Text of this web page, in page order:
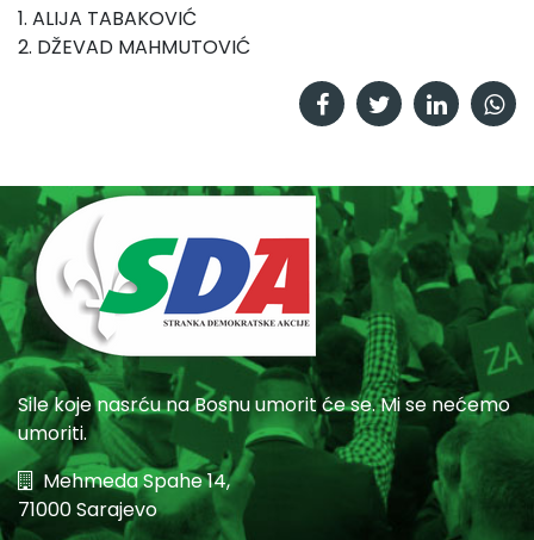
1. ALIJA TABAKOVIĆ
2. DŽEVAD MAHMUTOVIĆ
Sile koje nasrću na Bosnu umorit će se. Mi se nećemo
umoriti.
Mehmeda Spahe 14,
71000 Sarajevo